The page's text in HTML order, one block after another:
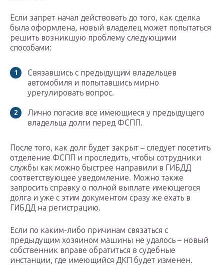
Если запрет начал действовать до того, как сделка
была оформлена, новый владелец может попытаться
решить возникшую проблему следующими
способами:
Связавшись с предыдущим владельцев
автомобиля и попытавшись мирно
урегулировать вопрос.
Лично погасив все имеющиеся у предыдущего
владельца долги перед ФСПП.
После того, как долг будет закрыт – следует посетить
отделение ФСПП и проследить, чтобы сотрудники
службы как можно быстрее направили в ГИБДД
соответствующее уведомление. Можно также
запросить справку о полной выплате имеющегося
долга и уже с этим документом сразу же ехать в
ГИБДД на регистрацию.
Если по каким-либо причинам связаться с
предыдущим хозяином машины не удалось – новый
собственник вправе обратиться в судебные
инстанции, где имеющийся ДКП будет изменен.